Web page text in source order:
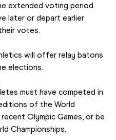
extended voting period
later or depart earlier
votes.
will offer relay batons
elections.
must have competed in
of the World
Olympic Games, or be
Championships.